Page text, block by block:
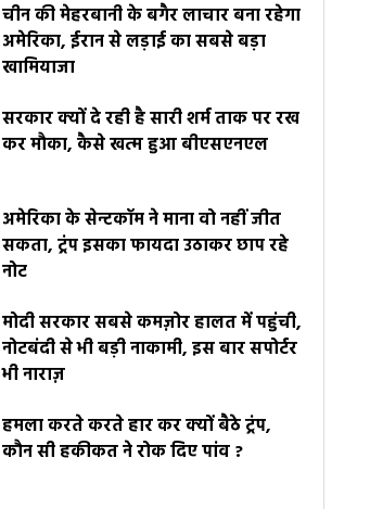
चीन की मेहरबानी के बगैर लाचार बना रहेगा
अमेरिका, ईरान से लड़ाई का सबसे बड़ा
खामियाजा
सरकार क्यों दे रही है सारी शर्म ताक पर रख
कर मौका, कैसे खत्म हुआ बीएसएनएल
अमेरिका के सेन्टकॉम ने माना वो नहीं जीत
सकता, ट्रंप इसका फायदा उठाकर छाप रहे
नोट
मोदी सरकार सबसे कमज़ोर हालत में पहुंची,
नोटबंदी से भी बड़ी नाकामी, इस बार सपोर्टर
भी नाराज़
हमला करते करते हार कर क्यों बैठे ट्रंप,
कौन सी हकीकत ने रोक दिए पांव ?